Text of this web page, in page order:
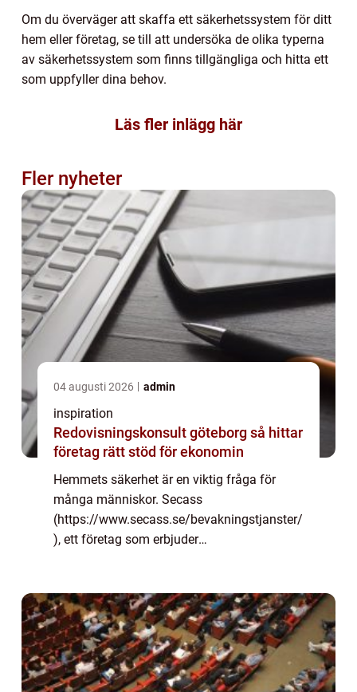
Om du överväger att skaffa ett säkerhetssystem för ditt
hem eller företag, se till att undersöka de olika typerna
av säkerhetssystem som finns tillgängliga och hitta ett
som uppfyller dina behov.
Läs fler inlägg här
Fler nyheter
04 augusti 2026 admin
inspiration
Redovisningskonsult göteborg så hittar
företag rätt stöd för ekonomin
Hemmets säkerhet är en viktig fråga för
många människor. Secass
(https://www.secass.se/bevakningstjanster/
), ett företag som erbjuder
familjer och företag är säkra...